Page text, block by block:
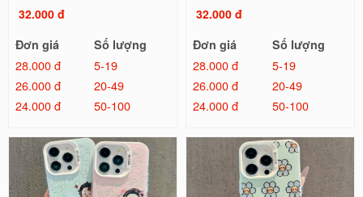
32.000 đ
Đơn giá
Số lượng
28.000 đ
5-19
26.000 đ
20-49
24.000 đ
50-100
32.000 đ
Đơn giá
Số lượng
28.000 đ
5-19
26.000 đ
20-49
24.000 đ
50-100